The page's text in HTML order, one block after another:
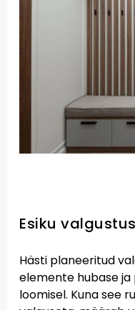
Esiku valgustus
Hästi planeeritud
elemente hubase
loomisel. Kuna see